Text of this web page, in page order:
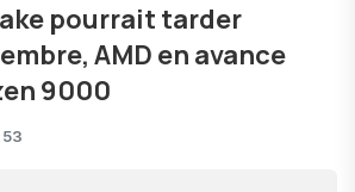
pourrait tarder
AMD en avance
9000